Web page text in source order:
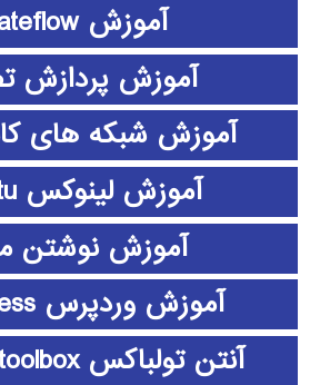
آموزش stateflow
آموزش پردازش
آموزش شبکه های
آموزش لینوکس ubuntu
آموزش نوشتن
آموزش وردپرس wordpress
آنتن تولباکس antenna toolbox